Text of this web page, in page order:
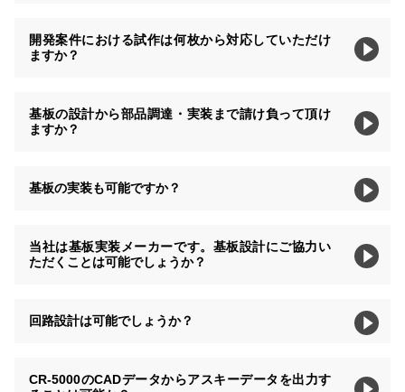
開発案件における試作は何枚から対応していただけ
ますか？
基板の設計から部品調達・実装まで請け負って頂け
ますか？
基板の実装も可能ですか？
当社は基板実装メーカーです。基板設計にご協力い
ただくことは可能でしょうか？
回路設計は可能でしょうか？
CR-5000のCADデータからアスキーデータを出力す